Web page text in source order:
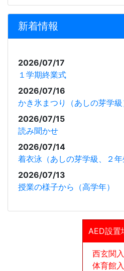
AED設置
西玄関
体育館
新着情報
2026/07/17
１学期終業式
2026/07/16
かき氷まつり（あしの芽学級
2026/07/15
読み聞かせ
2026/07/14
着衣泳（あしの芽学級、２年
2026/07/13
授業の様子から（高学年）